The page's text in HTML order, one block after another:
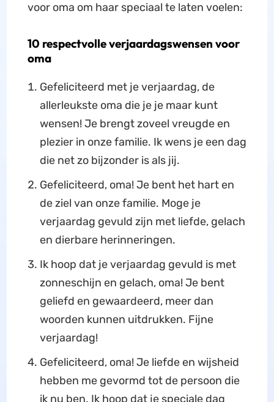
voor oma om haar speciaal te laten voelen:
10 respectvolle verjaardagswensen voor
oma
Gefeliciteerd met je verjaardag, de
allerleukste oma die je je maar kunt
wensen! Je brengt zoveel vreugde en
plezier in onze familie. Ik wens je een dag
die net zo bijzonder is als jij.
Gefeliciteerd, oma! Je bent het hart en
de ziel van onze familie. Moge je
verjaardag gevuld zijn met liefde, gelach
en dierbare herinneringen.
Ik hoop dat je verjaardag gevuld is met
zonneschijn en gelach, oma! Je bent
geliefd en gewaardeerd, meer dan
woorden kunnen uitdrukken. Fijne
verjaardag!
Gefeliciteerd, oma! Je liefde en wijsheid
hebben me gevormd tot de persoon die
ik nu ben. Ik hoop dat je speciale dag